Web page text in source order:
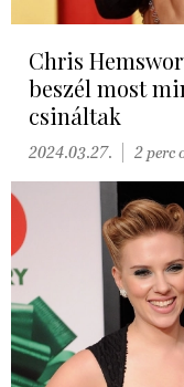
Chris
beszél most
csináltak
2024.03.27. 2 perc